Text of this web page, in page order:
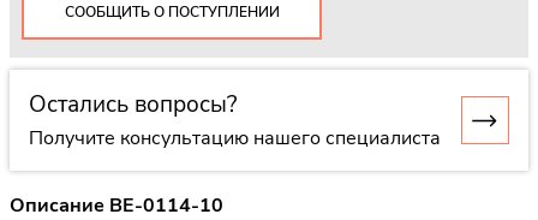
СООБЩИТЬ О ПОСТУПЛЕНИИ
Остались вопросы?
Получите консультацию нашего специалиста
Описание BE-0114-10